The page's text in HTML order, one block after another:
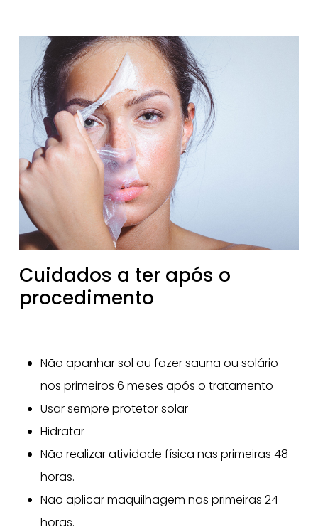
Cuidados a ter após o
procedimento
Não apanhar sol ou fazer sauna ou solário
nos primeiros 6 meses após o tratamento
Usar sempre protetor solar
Hidratar
Não realizar atividade física nas primeiras 48
horas.
Não aplicar maquilhagem nas primeiras 24
horas.